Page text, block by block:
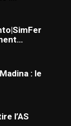
: le
l’AS